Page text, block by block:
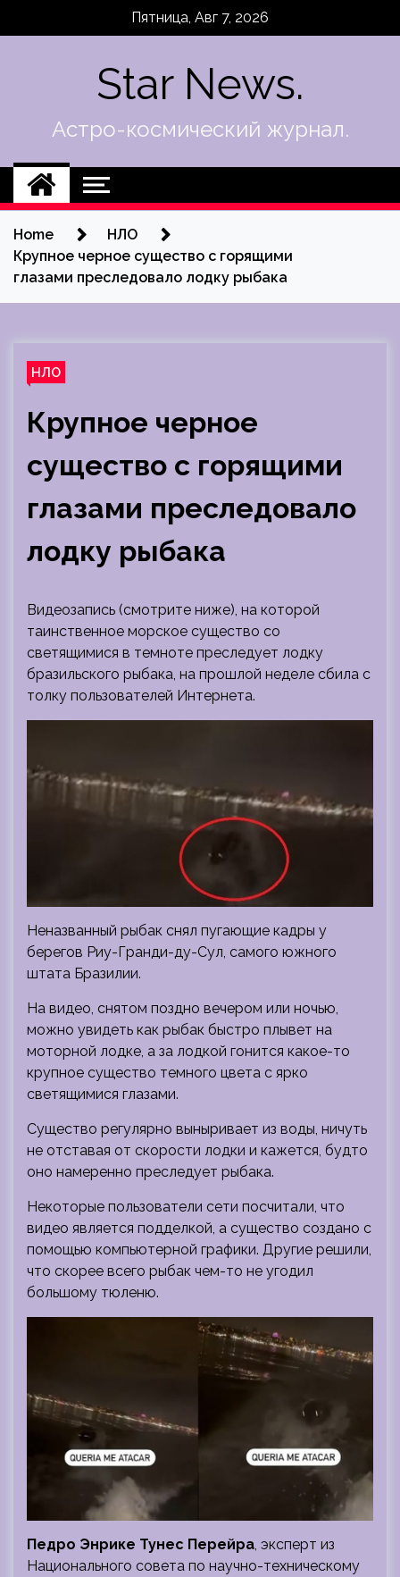
Пятница, Авг 7, 2026
Star News.
Астро-космический журнал.
Home
НЛО
Крупное черное существо с горящими
глазами преследовало лодку рыбака
НЛО
Крупное черное
существо с горящими
глазами преследовало
лодку рыбака
Видеозапись (смотрите ниже), на которой
таинственное морское существо со
светящимися в темноте преследует лодку
бразильского рыбака, на прошлой неделе сбила с
толку пользователей Интернета.
Неназванный рыбак снял пугающие кадры у
берегов Риу-Гранди-ду-Сул, самого южного
штата Бразилии.
На видео, снятом поздно вечером или ночью,
можно увидеть как рыбак быстро плывет на
моторной лодке, а за лодкой гонится какое-то
крупное существо темного цвета с ярко
светящимися глазами.
Существо регулярно выныривает из воды, ничуть
не отставая от скорости лодки и кажется, будто
оно намеренно преследует рыбака.
Некоторые пользователи сети посчитали, что
видео является подделкой, а существо создано с
помощью компьютерной графики. Другие решили,
что скорее всего рыбак чем-то не угодил
большому тюленю.
Педро Энрике Тунес Перейра , эксперт из
Национального совета по научно-техническому